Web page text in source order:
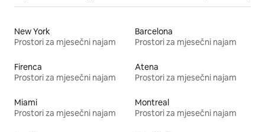
New York
Prostori za mjesečni najam
Barcelona
Prostori za mjesečni najam
Firenca
Prostori za mjesečni najam
Atena
Prostori za mjesečni najam
Miami
Prostori za mjesečni najam
Montreal
Prostori za mjesečni najam